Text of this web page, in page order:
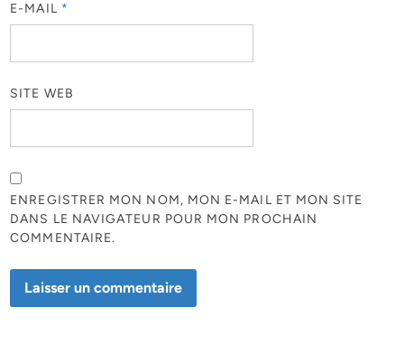
E-MAIL *
SITE WEB
ENREGISTRER MON NOM, MON E-MAIL ET MON SITE
DANS LE NAVIGATEUR POUR MON PROCHAIN
COMMENTAIRE.